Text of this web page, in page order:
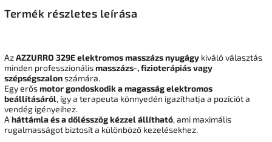
Termék részletes leírása
AzAZZURRO 329E elektromos masszázs nyugágy kiváló választás
minden professzionálismasszázs-, fizioterápiás vagy
szépségszalonszámára.
Egy erősmotor gondoskodik a magasság elektromos
beállításáról, így a terapeuta könnyedén igazíthatja a pozíciót a
vendég igényeihez.
A háttámla és a dőlésszög kézzel állítható, ami maximális
rugalmasságot biztosít a különböző kezelésekhez.